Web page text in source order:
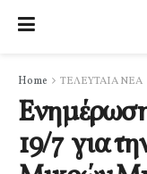
Home ΤΕΛΕΥΤΑΙΑ ΝΕΑ
19/7 για